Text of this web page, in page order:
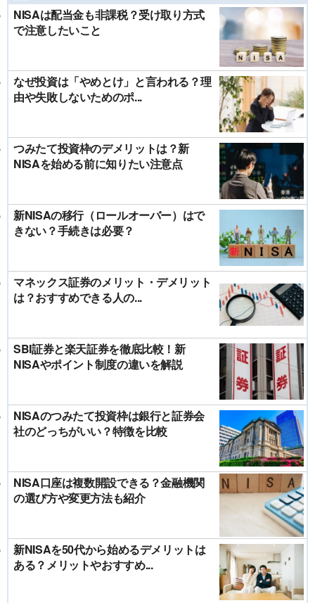
NISAは配当金も非課税？受け取り方式
で注意したいこと
なぜ投資は「やめとけ」と言われる？理
由や失敗しないためのポ...
つみたて投資枠のデメリットは？新
NISAを始める前に知りたい注意点
新NISAの移行（ロールオーバー）はで
きない？手続きは必要？
マネックス証券のメリット・デメリット
は？おすすめできる人の...
SBI証券と楽天証券を徹底比較！新
NISAやポイント制度の違いを解説
NISAのつみたて投資枠は銀行と証券会
社のどっちがいい？特徴を比較
NISA口座は複数開設できる？金融機関
の選び方や変更方法も紹介
新NISAを50代から始めるデメリットは
ある？メリットやおすすめ...